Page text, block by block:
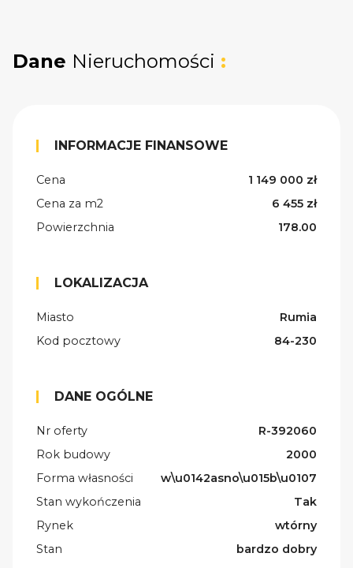
Dane Nieruchomości :
INFORMACJE FINANSOWE
Cena
1 149 000 zł
Cena za m2
6 455 zł
Powierzchnia
178.00
LOKALIZACJA
Miasto
Rumia
Kod pocztowy
84-230
DANE OGÓLNE
Nr oferty
R-392060
Rok budowy
2000
Forma własności
w\u0142asno\u015b\u0107
Stan wykończenia
Tak
Rynek
wtórny
Stan
bardzo dobry